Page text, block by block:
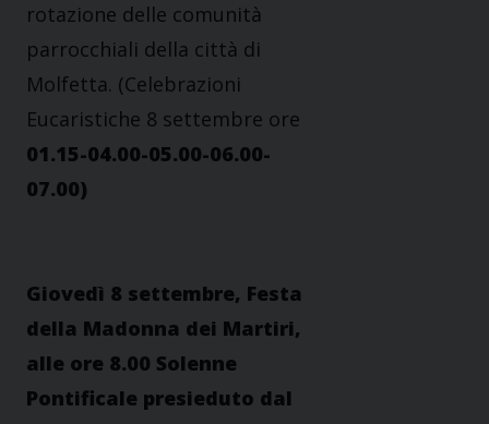
rotazione delle comunità
parrocchiali della città di
Molfetta. (Celebrazioni
Eucaristiche 8 settembre ore
01.15-04.00-05.00-06.00-
07.00)
Giovedì 8 settembre, Festa
della Madonna dei Martiri,
alle ore 8.00 Solenne
Pontificale presieduto dal